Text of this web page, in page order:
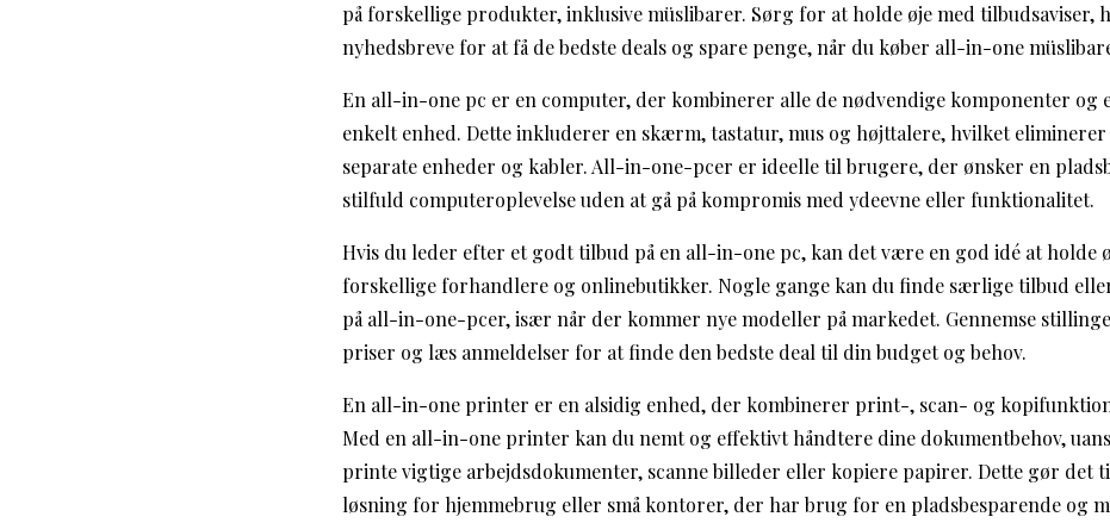
på forskellige produkter, inklusive müslibarer. Sørg for at holde øje med tilbudsaviser,
nyhedsbreve for at få de bedste deals og spare penge, når du køber all-in-one
En all-in-one pc er en computer, der kombinerer alle de nødvendige komponenter og
enkelt enhed. Dette inkluderer en skærm, tastatur, mus og højttalere, hvilket
separate enheder og kabler. All-in-one-pcer er ideelle til brugere, der ønsker en
stilfuld computeroplevelse uden at gå på kompromis med ydeevne eller funktionalitet.
Hvis du leder efter et godt tilbud på en all-in-one pc, kan det være en god idé at holde
forskellige forhandlere og onlinebutikker. Nogle gange kan du finde særlige tilbud
på all-in-one-pcer, især når der kommer nye modeller på markedet. Gennemse
priser og læs anmeldelser for at finde den bedste deal til din budget og behov.
En all-in-one printer er en alsidig enhed, der kombinerer print-, scan- og
Med en all-in-one printer kan du nemt og effektivt håndtere dine dokumentbehov,
printe vigtige arbejdsdokumenter, scanne billeder eller kopiere papirer. Dette gør det
løsning for hjemmebrug eller små kontorer, der har brug for en pladsbesparende og